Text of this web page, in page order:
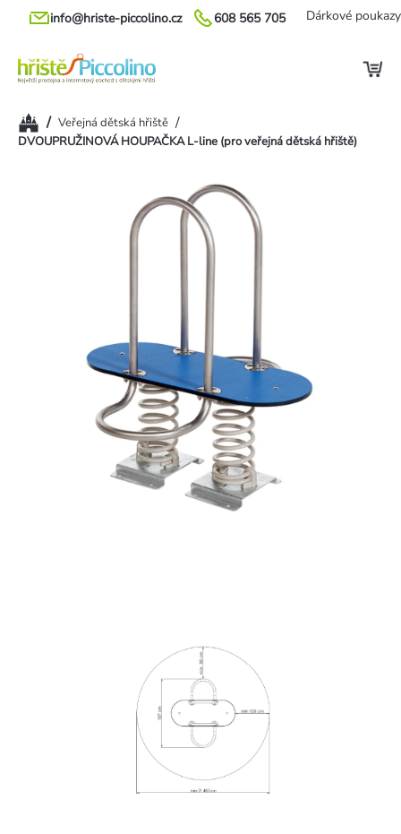
Přejít
608 565 705
info@hriste-piccolino.cz Dárkové poukazy
Domů/ Veřejná dětská hřiště /
DVOUPRUŽINOVÁ HOUPAČKA L-line (pro veřejná dětská hřiště)